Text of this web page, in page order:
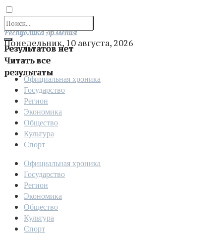
Результатов нет
Читать все
результаты
Отправить
Республика Армения
Понедельник, 10 августа, 2026
Официальная хроника
Государство
Регион
Экономика
Общество
Культура
Спорт
Официальная хроника
Государство
Регион
Экономика
Общество
Культура
Спорт